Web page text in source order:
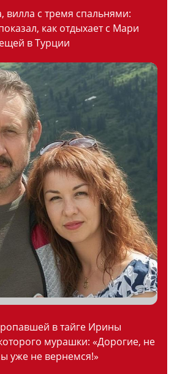
вилла с тремя спальнями:
как отдыхает с Мари
в Турции
в тайге Ирины
мурашки: «Дорогие, не
уже не вернемся!»